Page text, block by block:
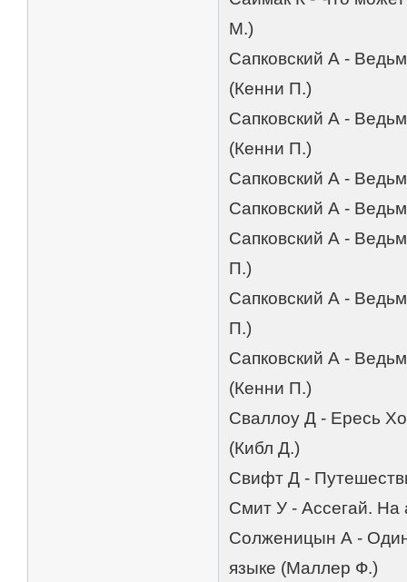
М.)
Сапковский А -
(Кенни П.)
Сапковский А -
(Кенни П.)
Сапковский А -
Сапковский А -
Сапковский А -
П.)
Сапковский А -
П.)
Сапковский А -
(Кенни П.)
Сваллоу Д - Ересь
(Кибл Д.)
Свифт Д -
Смит У - Ассегай. На
Солженицын А -
языке (Маллер Ф.)